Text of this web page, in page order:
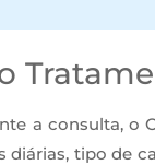
a consulta,
tipo de